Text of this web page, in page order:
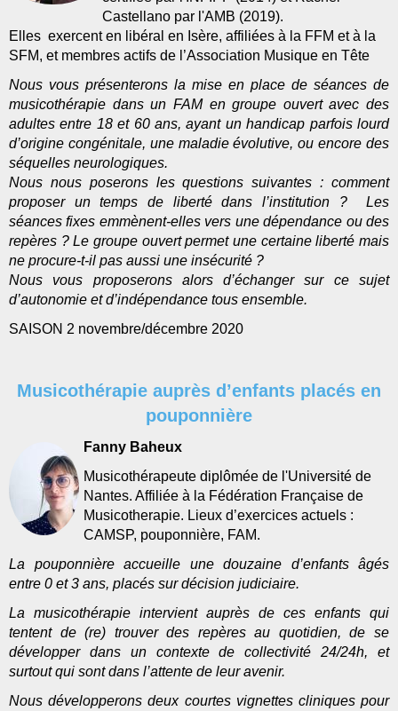
Castellano par l'AMB (2019).
Elles exercent en libéral en Isère, affiliées à la FFM et à la
SFM, et membres actifs de l’Association Musique en Tête
Nous vous présenterons la mise en place de séances de
musicothérapie dans un FAM en groupe ouvert avec des
adultes entre 18 et 60 ans, ayant un handicap parfois lourd
d’origine congénitale, une maladie évolutive, ou encore des
séquelles neurologiques.
Nous nous poserons les questions suivantes : comment
proposer un temps de liberté dans l’institution ? Les
séances fixes emmènent-elles vers une dépendance ou des
repères ? Le groupe ouvert permet une certaine liberté mais
ne procure-t-il pas aussi une insécurité ?
Nous vous proposerons alors d’échanger sur ce sujet
d’autonomie et d’indépendance tous ensemble.
SAISON 2 novembre/décembre 2020
Musicothérapie auprès d’enfants placés en
pouponnière
Fanny Baheux
Musicothérapeute diplômée de l'Université de
Nantes. Affiliée à la Fédération Française de
Musicotherapie. Lieux d’exercices actuels :
CAMSP, pouponnière, FAM.
La pouponnière accueille une douzaine d’enfants âgés
entre 0 et 3 ans, placés sur décision judiciaire.
La musicothérapie intervient auprès de ces enfants qui
tentent de (re) trouver des repères au quotidien, de se
développer dans un contexte de collectivité 24/24h, et
surtout qui sont dans l’attente de leur avenir.
Nous développerons deux courtes vignettes cliniques pour